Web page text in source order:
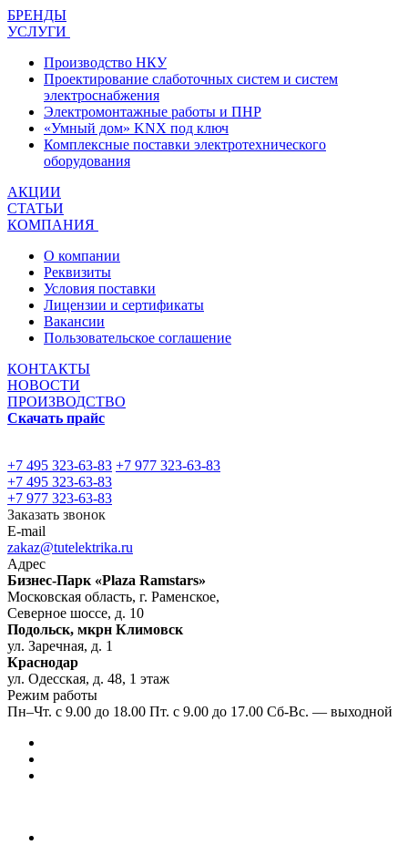
БРЕНДЫ
УСЛУГИ
Производство НКУ
Проектирование слаботочных систем и систем
электроснабжения
Электромонтажные работы и ПНР
«Умный дом» KNX под ключ
Комплексные поставки электротехнического
оборудования
АКЦИИ
СТАТЬИ
КОМПАНИЯ
О компании
Реквизиты
Условия поставки
Лицензии и сертификаты
Вакансии
Пользовательское соглашение
КОНТАКТЫ
НОВОСТИ
ПРОИЗВОДСТВО
Скачать прайс
+7 495 323-63-83 +7 977 323-63-83
+7 495 323-63-83
+7 977 323-63-83
Заказать звонок
E-mail
zakaz@tutelektrika.ru
Адрес
Бизнес-Парк «Plaza Ramstars»
Московская область, г. Раменское,
Северное шоссе, д. 10
Подольск, мкрн Климовск
ул. Заречная, д. 1
Краснодар
ул. Одесская, д. 48, 1 этаж
Режим работы
Пн–Чт. с 9.00 до 18.00 Пт. с 9.00 до 17.00 Сб-Вс. — выходной